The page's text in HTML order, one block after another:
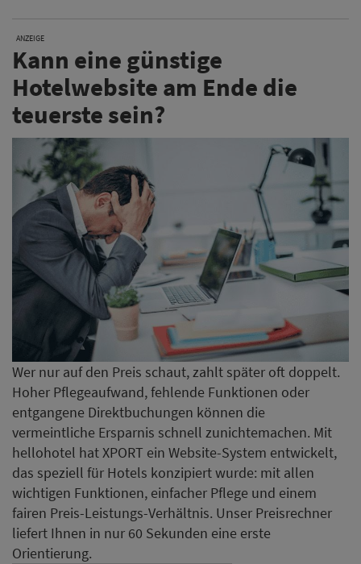
ANZEIGE
Kann eine günstige
Hotelwebsite am Ende die
teuerste sein?
Wer nur auf den Preis schaut, zahlt später oft doppelt.
Hoher Pflegeaufwand, fehlende Funktionen oder
entgangene Direktbuchungen können die
vermeintliche Ersparnis schnell zunichtemachen. Mit
hellohotel hat XPORT ein Website-System entwickelt,
das speziell für Hotels konzipiert wurde: mit allen
wichtigen Funktionen, einfacher Pflege und einem
fairen Preis-Leistungs-Verhältnis. Unser Preisrechner
liefert Ihnen in nur 60 Sekunden eine erste
Orientierung.